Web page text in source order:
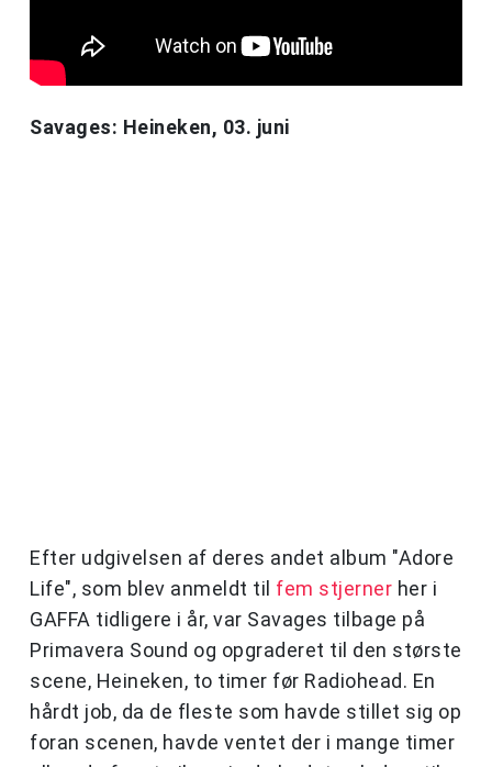
Savages: Heineken, 03. juni
Efter udgivelsen af deres andet album "Adore
Life", som blev anmeldt til fem stjerner her i
GAFFA tidligere i år, var Savages tilbage på
Primavera Sound og opgraderet til den største
scene, Heineken, to timer før Radiohead. En
hårdt job, da de fleste som havde stillet sig op
foran scenen, havde ventet der i mange timer